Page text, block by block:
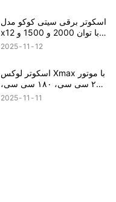
اسکوتر برقی سیتی کوکو مدل
x12 با توان 2000 و 1500 و
1000 وات و باتری لیتیومی و
2025 11 12
اسکوتر لوکس Xmax با موتور
۲۰۰ سی سی، ۱۸۰ سی سی،
۱۵۰ سی سی و ۱۲۵ سی سی
2025 11 11